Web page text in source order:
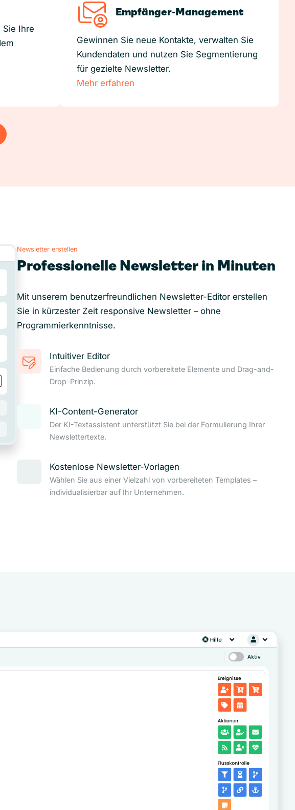
Sie Ihre
Empfänger-Management
Gewinnen Sie neue Kontakte, verwalten Sie
Kundendaten und nutzen Sie Segmentierung
für gezielte Newsletter.
Mehr erfahren
Newsletter erstellen
Professionelle Newsletter in Minuten
Mit unserem benutzerfreundlichen Newsletter-Editor erstellen
Sie in kürzester Zeit responsive Newsletter – ohne
Programmierkenntnisse.
Intuitiver Editor
Einfache Bedienung durch vorbereitete Elemente und Drag-and-
Drop-Prinzip.
KI-Content-Generator
Der KI-Textassistent unterstützt Sie bei der Formulierung Ihrer
Newslettertexte.
Kostenlose Newsletter-Vorlagen
Wählen Sie aus einer Vielzahl von vorbereiteten Templates –
individualisierbar auf Ihr Unternehmen.